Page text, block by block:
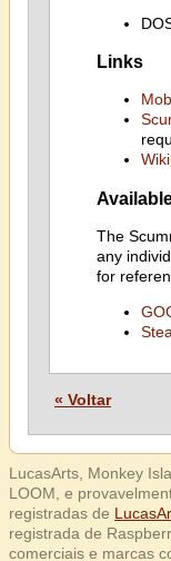
Links
The
any
for
« Voltar
LucasArts, Monkey
LOOM, e
registradas de
registrada de
comerciais e marcas